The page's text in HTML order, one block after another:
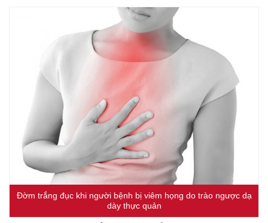
Đờm trắng đục khi người bệnh bị viêm họng do trào ngược dạ
dày thực quản